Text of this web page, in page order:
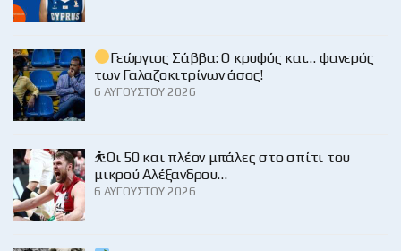
Γεώργιος Σάββα: Ο κρυφός και… φανερός
των Γαλαζοκιτρίνων άσος!
6 ΑΥΓΟΎΣΤΟΥ 2026
⛹️Οι 50 και πλέον μπάλες στο σπίτι του
μικρού Αλέξανδρου…
6 ΑΥΓΟΎΣΤΟΥ 2026